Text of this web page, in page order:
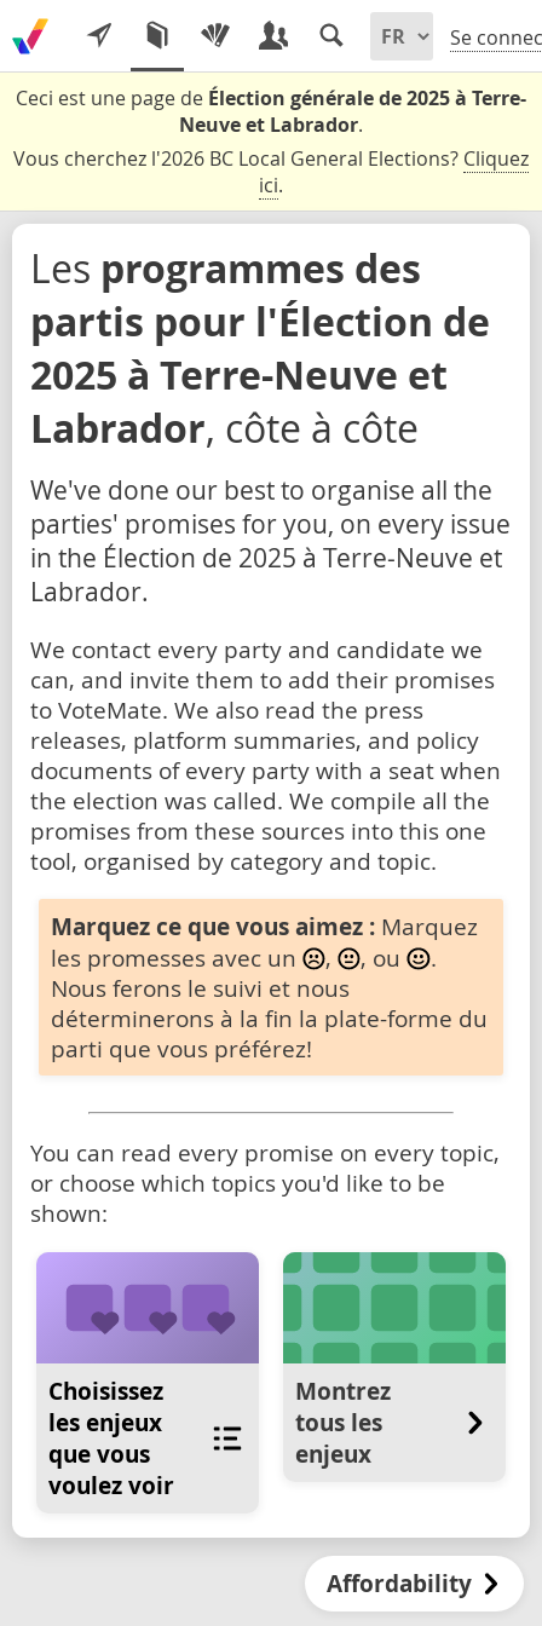
Se
Ceci est une page de Élection générale de 2025 à Terre-
Neuve et Labrador.
Vous cherchez l'2026 BC Local General Elections? Cliquez
ici.
Les programmes des
partis pour l'Élection de
2025 à Terre-Neuve et
Labrador, côte à côte
We've done our best to organise all the
parties' promises for you, on every issue
in the Élection de 2025 à Terre-Neuve et
Labrador.
We contact every party and candidate we
can, and invite them to add their promises
to VoteMate. We also read the press
releases, platform summaries, and policy
documents of every party with a seat when
the election was called. We compile all the
promises from these sources into this one
tool, organised by category and topic.
Marquez ce que vous aimez : Marquez
les promesses avec un
, , ou
.
Nous ferons le suivi et nous
déterminerons à la fin la plate-forme du
parti que vous préférez!
You can read every promise on every topic,
or choose which topics you'd like to be
shown:
Choisissez
les enjeux
que vous
voulez voir
Montrez
tous les
enjeux
Affordability